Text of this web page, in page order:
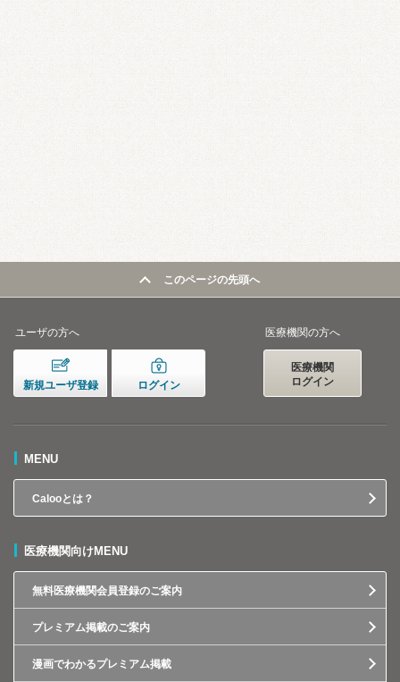
このページの先頭へ
ユーザの方へ
新規ユーザ登録 ログイン
医療機関の方へ
医療機関
ログイン
MENU
Calooとは？
医療機関向けMENU
無料医療機関会員登録のご案内
プレミアム掲載のご案内
漫画でわかるプレミアム掲載